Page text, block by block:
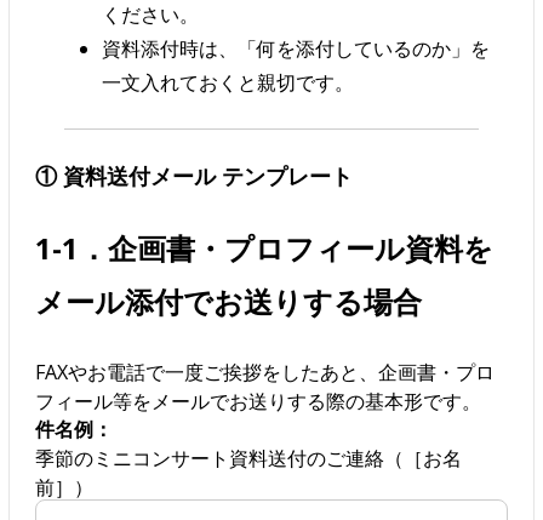
ください。
資料添付時は、「何を添付しているのか」を
一文入れておくと親切です。
① 資料送付メール テンプレート
1-1．企画書・プロフィール資料を
メール添付でお送りする場合
FAXやお電話で一度ご挨拶をしたあと、企画書・プロ
フィール等をメールでお送りする際の基本形です。
件名例：
季節のミニコンサート資料送付のご連絡（［お名
前］）